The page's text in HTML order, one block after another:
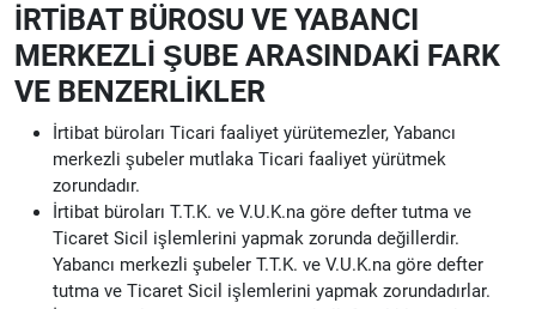
İRTİBAT BÜROSU VE YABANCI
MERKEZLİ ŞUBE ARASINDAKİ FARK
VE BENZERLİKLER
İrtibat büroları Ticari faaliyet yürütemezler, Yabancı
merkezli şubeler mutlaka Ticari faaliyet yürütmek
zorundadır.
İrtibat büroları T.T.K. ve V.U.K.na göre defter tutma ve
Ticaret Sicil işlemlerini yapmak zorunda değillerdir.
Yabancı merkezli şubeler T.T.K. ve V.U.K.na göre defter
tutma ve Ticaret Sicil işlemlerini yapmak zorundadırlar.